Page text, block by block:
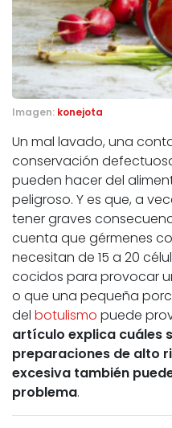
Imagen: konejota
Un mal lavado, una
conservación
pueden hacer del
peligroso. Y es que, a
tener graves
cuenta que gérmenes
necesitan de 15 a 20
cocidos para provocar
o que una pequeña
del botulismo puede
artículo explica cuáles
preparaciones de alto
excesiva también
problema.